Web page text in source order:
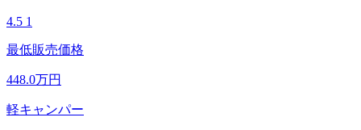
4.5 1
最低販売価格
448.0万円
軽キャンパー